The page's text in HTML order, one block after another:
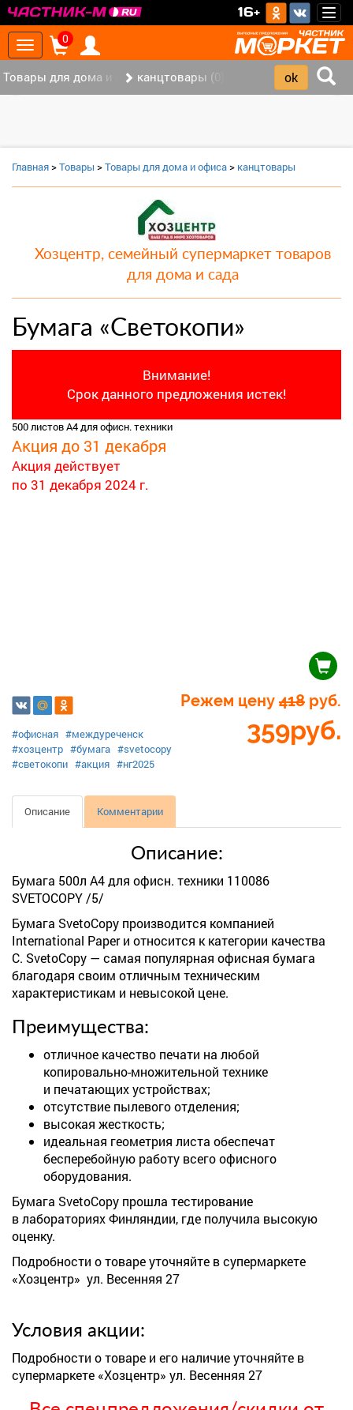
16+
Toggle
navigation
0
Товары для дома и офиса (8)канцтовары (0)
Главная>Товары >Товары для дома и офиса> канцтовары
Хозцентр, семейный супермаркет товаров
для дома и сада
Бумага «Светокопи»
Внимание!
Срок данного предложения истек!
500 листов А4 для офисн. техники
Акция до 31 декабря
Акция действует
по 31 декабря 2024 г.
Режем цену 418 руб.
359руб.
#офисная #междуреченск
#хозцентр #бумага #svetocopy
#светокопи #акция #нг2025
Описание Комментарии
Описание:
Бумага 500л А4 для офисн. техники 110086
SVETOCOPY /5/
Бумага SvetoCopy производится компанией
International Paper и относится к категории качества
C. SvetoCopy — самая популярная офисная бумага
благодаря своим отличным техническим
характеристикам и невысокой цене.
Преимущества:
отличное качество печати на любой
копировально-множительной технике
и печатающих устройствах;
отсутствие пылевого отделения;
высокая жесткость;
идеальная геометрия листа обеспечат
бесперебойную работу всего офисного
оборудования.
Бумага SvetoCopy прошла тестирование
в лабораториях Финляндии, где получила высокую
оценку.
Подробности о товаре уточняйте в супермаркете
«Хозцентр» ул. Весенняя 27
Условия акции:
Подробности о товаре и его наличие уточняйте в
супермаркете «Хозцентр» ул. Весенняя 27
‹ ›